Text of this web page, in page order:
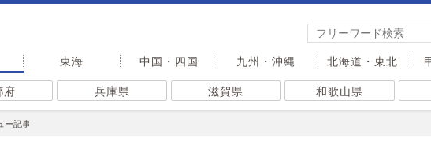
東海 中国・四国 九州・沖縄 北海道・東北
府 兵庫県 滋賀県 和歌山県
ー記事